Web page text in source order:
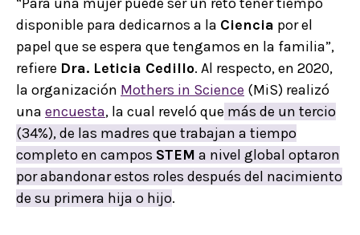
disponible para dedicarnos a la Ciencia por el
papel que se espera que tengamos en la familia”,
refiere Dra. Leticia Cedillo. Al respecto, en 2020,
la organización Mothers in Science (MiS) realizó
una encuesta, la cual reveló que más de un tercio
(34%), de las madres que trabajan a tiempo
completo en campos STEM a nivel global optaron
por abandonar estos roles después del nacimiento
de su primera hija o hijo.